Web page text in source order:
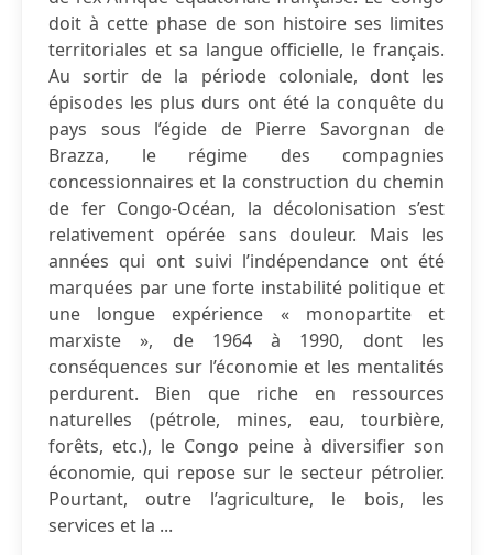
doit à cette phase de son histoire ses limites
territoriales et sa langue officielle, le français.
Au sortir de la période coloniale, dont les
épisodes les plus durs ont été la conquête du
pays sous l’égide de Pierre Savorgnan de
Brazza, le régime des compagnies
concessionnaires et la construction du chemin
de fer Congo-Océan, la décolonisation s’est
relativement opérée sans douleur. Mais les
années qui ont suivi l’indépendance ont été
marquées par une forte instabilité politique et
une longue expérience « monopartite et
marxiste », de 1964 à 1990, dont les
conséquences sur l’économie et les mentalités
perdurent. Bien que riche en ressources
naturelles (pétrole, mines, eau, tourbière,
forêts, etc.), le Congo peine à diversifier son
économie, qui repose sur le secteur pétrolier.
Pourtant, outre l’agriculture, le bois, les
services et la ...